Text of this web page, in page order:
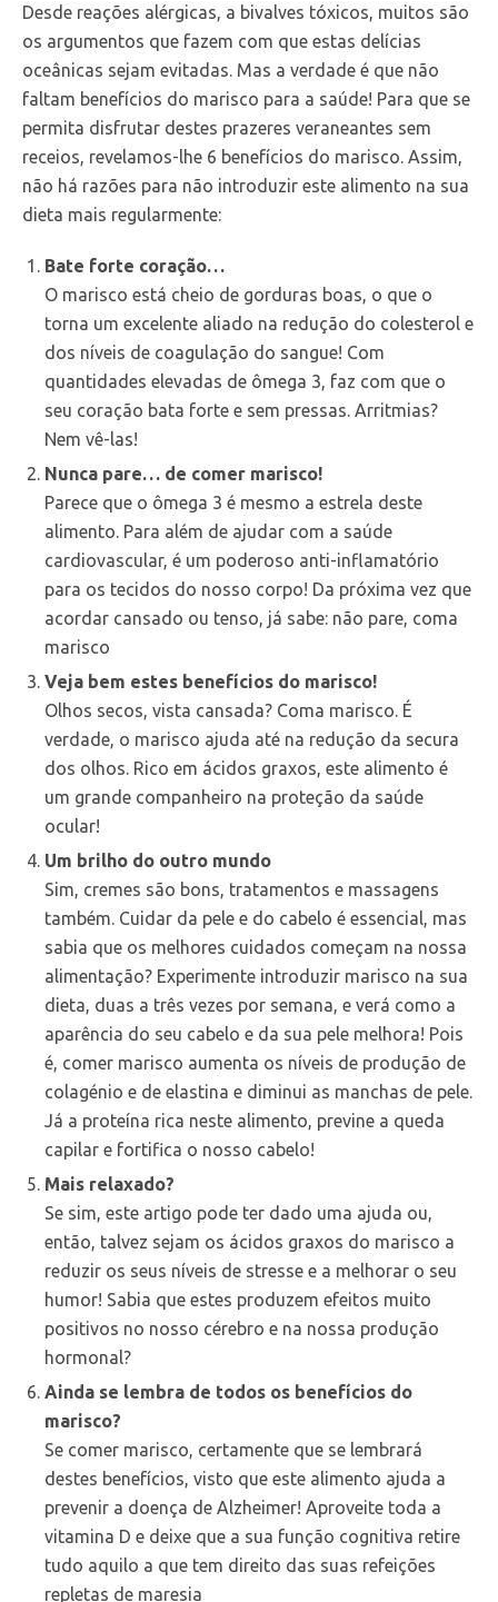
Desde reações alérgicas, a bivalves tóxicos, muitos são
os argumentos que fazem com que estas delícias
oceânicas sejam evitadas. Mas a verdade é que não
faltam benefícios do marisco para a saúde! Para que se
permita disfrutar destes prazeres veraneantes sem
receios, revelamos-lhe 6 benefícios do marisco. Assim,
não há razões para não introduzir este alimento na sua
dieta mais regularmente:
Bate forte coração…
O marisco está cheio de gorduras boas, o que o
torna um excelente aliado na redução do colesterol e
dos níveis de coagulação do sangue! Com
quantidades elevadas de ômega 3, faz com que o
seu coração bata forte e sem pressas. Arritmias?
Nem vê-las!
Nunca pare… de comer marisco!
Parece que o ômega 3 é mesmo a estrela deste
alimento. Para além de ajudar com a saúde
cardiovascular, é um poderoso anti-inflamatório
para os tecidos do nosso corpo! Da próxima vez que
acordar cansado ou tenso, já sabe: não pare, coma
marisco
Veja bem estes benefícios do marisco!
Olhos secos, vista cansada? Coma marisco. É
verdade, o marisco ajuda até na redução da secura
dos olhos. Rico em ácidos graxos, este alimento é
um grande companheiro na proteção da saúde
ocular!
Um brilho do outro mundo
Sim, cremes são bons, tratamentos e massagens
também. Cuidar da pele e do cabelo é essencial, mas
sabia que os melhores cuidados começam na nossa
alimentação? Experimente introduzir marisco na sua
dieta, duas a três vezes por semana, e verá como a
aparência do seu cabelo e da sua pele melhora! Pois
é, comer marisco aumenta os níveis de produção de
colagénio e de elastina e diminui as manchas de pele.
Já a proteína rica neste alimento, previne a queda
capilar e fortifica o nosso cabelo!
Mais relaxado?
Se sim, este artigo pode ter dado uma ajuda ou,
então, talvez sejam os ácidos graxos do marisco a
reduzir os seus níveis de stresse e a melhorar o seu
humor! Sabia que estes produzem efeitos muito
positivos no nosso cérebro e na nossa produção
hormonal?
Ainda se lembra de todos os benefícios do
marisco?
Se comer marisco, certamente que se lembrará
destes benefícios, visto que este alimento ajuda a
prevenir a doença de Alzheimer! Aproveite toda a
vitamina D e deixe que a sua função cognitiva retire
tudo aquilo a que tem direito das suas refeições
repletas de maresia